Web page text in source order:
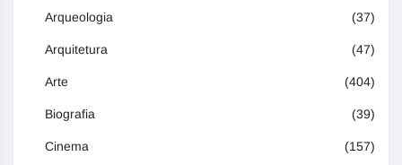
Arqueologia (37)
Arquitetura (47)
Arte (404)
Biografia (39)
Cinema (157)